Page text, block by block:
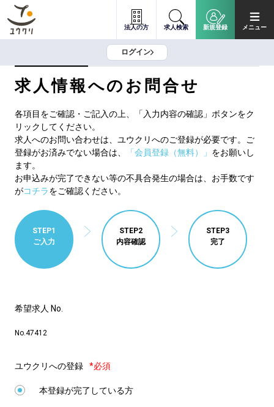
法人の方 求人検索 新規登録 メニュー
ログイン
求人情報へのお問合せ
各項目をご確認・ご記入の上、「入力内容の確認」ボタンをク
リックしてください。
求人へのお問い合わせは、ユウクリへのご登録が必要です。ご
登録がお済みでない場合は、
「会員登録（無料）」 をお願いし
ます。
お申込みが完了できない等の不具合発生の場合は、お手数です
がコチラをご確認ください。
STEP1
ご入力
STEP2
内容確認
STEP3
完了
希望求人 No.
No.47412
ユウクリへの登録 *必須
本登録が完了している方